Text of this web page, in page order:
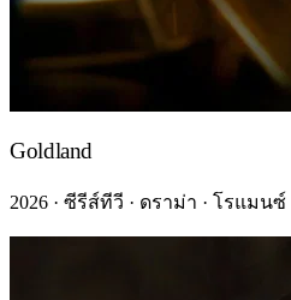
Goldland
2026 · ซีรีส์ทีวี · ดราม่า · โรแมนซ์